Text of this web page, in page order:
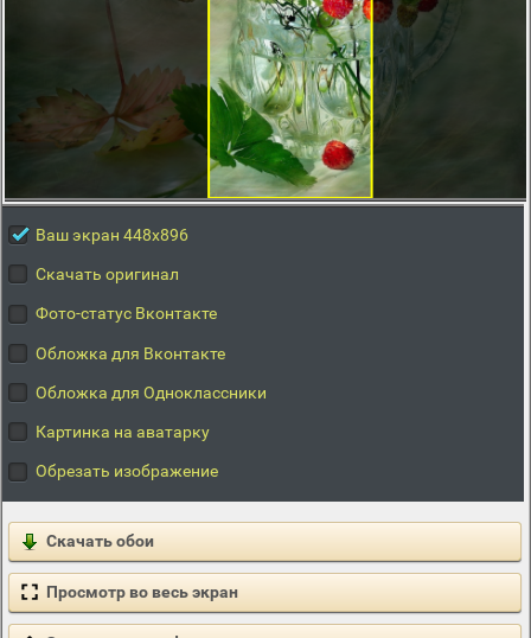
Ваш экран 448x896
Скачать оригинал
Фото-статус Вконтакте
Обложка для Вконтакте
Обложка для Одноклассники
Картинка на аватарку
Обрезать изображение
Скачать обои
Просмотр во весь экран